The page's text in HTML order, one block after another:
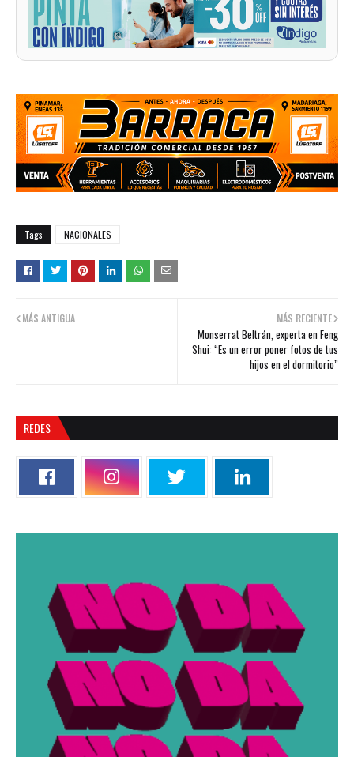
Tags NACIONALES
MÁS RECIENTE
Monserrat Beltrán, experta en Feng
Shui: “Es un error poner fotos de tus
hijos en el dormitorio”
MÁS ANTIGUA
REDES